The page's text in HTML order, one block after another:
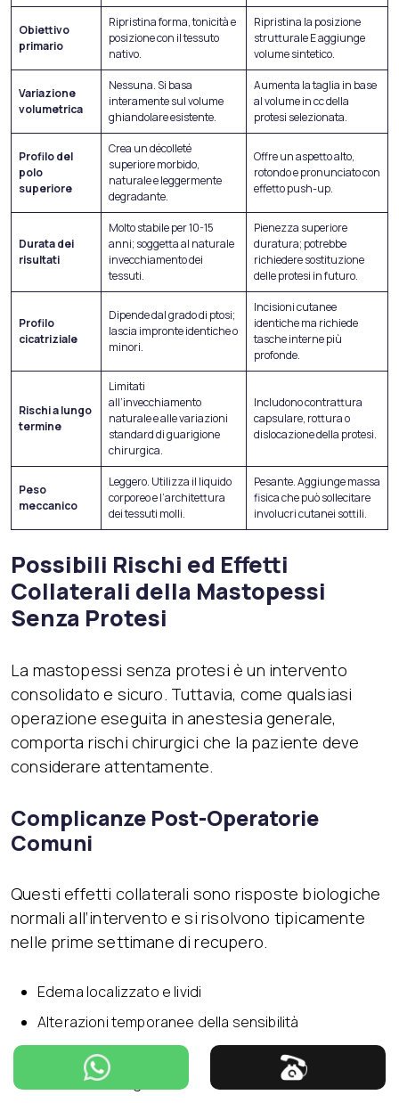
Obiettivo
primario
Ripristina forma, tonicità e
posizione con il tessuto
nativo.
Ripristina la posizione
strutturale E aggiunge
volume sintetico.
Variazione
volumetrica
Nessuna. Si basa
interamente sul volume
ghiandolare esistente.
Aumenta la taglia in base
al volume in cc della
protesi selezionata.
Profilo del
polo
superiore
Crea un décolleté
superiore morbido,
naturale e leggermente
degradante.
Offre un aspetto alto,
rotondo e pronunciato con
effetto push-up.
Durata dei
risultati
Molto stabile per 10-15
anni; soggetta al naturale
invecchiamento dei
tessuti.
Pienezza superiore
duratura; potrebbe
richiedere sostituzione
delle protesi in futuro.
Profilo
cicatriziale
Dipende dal grado di ptosi;
lascia impronte identiche o
minori.
Incisioni cutanee
identiche ma richiede
tasche interne più
profonde.
Rischi a lungo
termine
Limitati
all’invecchiamento
naturale e alle variazioni
standard di guarigione
chirurgica.
Includono contrattura
capsulare, rottura o
dislocazione della protesi.
Peso
meccanico
Leggero. Utilizza il liquido
corporeo e l’architettura
dei tessuti molli.
Pesante. Aggiunge massa
fisica che può sollecitare
involucri cutanei sottili.
Possibili Rischi ed Effetti
Collaterali della Mastopessi
Senza Protesi
La mastopessi senza protesi è un intervento
consolidato e sicuro. Tuttavia, come qualsiasi
operazione eseguita in anestesia generale,
comporta rischi chirurgici che la paziente deve
considerare attentamente.
Complicanze Post-Operatorie
Comuni
Questi effetti collaterali sono risposte biologiche
normali all’intervento e si risolvono tipicamente
nelle prime settimane di recupero.
Edema localizzato e lividi
Alterazioni temporanee della sensibilità
Lieve asimmetria
Cicatrici chirurgiche